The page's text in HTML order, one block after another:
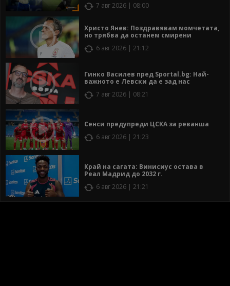
7 авг 2026 | 08:00
Христо Янев: Поздравявам момчетата,
но трябва да останем смирени
6 авг 2026 | 21:12
Гинко Василев пред Sportal.bg: Най-
важното е Левски да е зад нас
7 авг 2026 | 08:21
Сенси предупреди ЦСКА за реванша
6 авг 2026 | 21:23
Край на сагата: Винисиус остава в
Реал Мадрид до 2032 г.
6 авг 2026 | 21:21